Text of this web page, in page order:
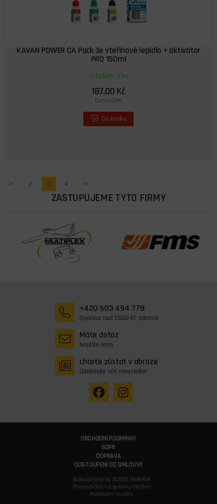
KAVAN POWER CA Pack 3x vteřinové lepidlo + aktivátor
PRO 150ml
skladem 3 ks
187,00 Kč
Cena s DPH
Do košíku
|< 2 3 4 >|
ZASTUPUJEME TYTO FIRMY
+420 603 494 778
Doprava nad 2500 Kč zdarma
Máte dotaz
Napište nám
chcete zůstat v obraze
Odebírejte náš newsletter
OBCHODNÍ PODMÍNKY
GDPR
DOPRAVA
ODSTOUPENÍ OD SMLOUVY
Webové stránky ©2026 PANKREA
Provozováno na systému Estofan
Nastavení cookies